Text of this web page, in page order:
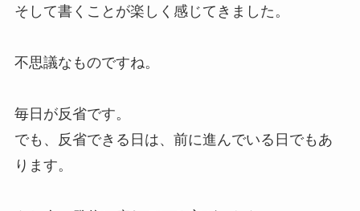
そして書くことが楽しく感じてきました。
不思議なものですね。
毎日が反省です。
でも、反省できる日は、前に進んでいる日でもあ
ります。